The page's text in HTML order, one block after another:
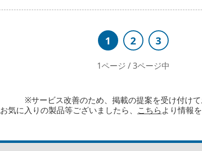
1 2 3
1ページ / 3ページ中
※サービス改善のため、掲載の提案を受け付けて
お気に入りの製品等ございましたら、
こちらより情報